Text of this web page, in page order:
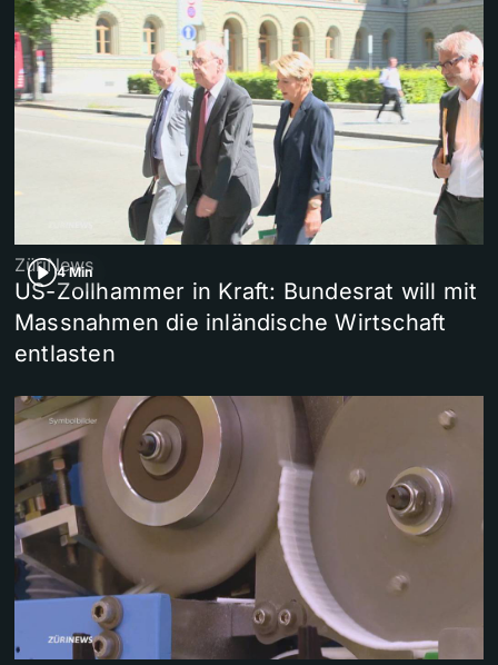
4 Min
ZüriNews
US-Zollhammer in Kraft: Bundesrat will mit
Massnahmen die inländische Wirtschaft
entlasten